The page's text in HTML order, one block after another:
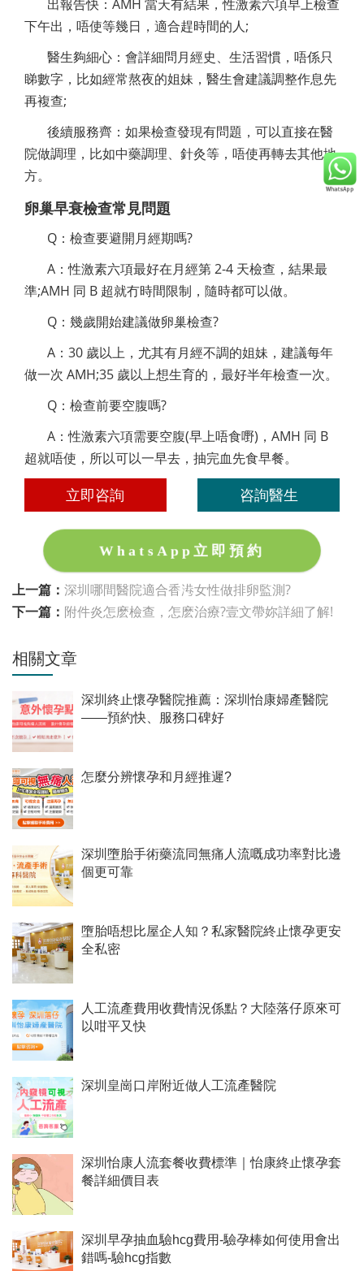
出報告快：AMH 當天有結果，性激素六項早上檢查
下午出，唔使等幾日，適合趕時間的人;
醫生夠細心：會詳細問月經史、生活習慣，唔係只
睇數字，比如經常熬夜的姐妹，醫生會建議調整作息先
再複查;
後續服務齊：如果檢查發現有問題，可以直接在醫
院做調理，比如中藥調理、針灸等，唔使再轉去其他地
方。
卵巢早衰檢查常見問題
Q：檢查要避開月經期嗎?
A：性激素六項最好在月經第 2-4 天檢查，結果最
準;AMH 同 B 超就冇時間限制，隨時都可以做。
Q：幾歲開始建議做卵巢檢查?
A：30 歲以上，尤其有月經不調的姐妹，建議每年
做一次 AMH;35 歲以上想生育的，最好半年檢查一次。
Q：檢查前要空腹嗎?
A：性激素六項需要空腹(早上唔食嘢)，AMH 同 B
超就唔使，所以可以一早去，抽完血先食早餐。
立即咨詢 咨詢醫生
WhatsApp立即預約
上一篇： 深圳哪間醫院適合香港女性做排卵監測?
下一篇： 附件炎怎麽檢查，怎麽治療?壹文帶妳詳細了解!
相關文章
深圳終止懷孕醫院推薦：深圳怡康婦產醫院
——預約快、服務口碑好
怎麼分辨懷孕和月經推遲?
深圳墮胎手術藥流同無痛人流嘅成功率對比邊
個更可靠
墮胎唔想比屋企人知？私家醫院終止懷孕更安
全私密
人工流產費用收費情況係點？大陸落仔原來可
以咁平又快
深圳皇崗口岸附近做人工流產醫院
深圳怡康人流套餐收費標準｜怡康終止懷孕套
餐詳細價目表
深圳早孕抽血驗hcg費用-驗孕棒如何使用會出
錯嗎-驗hcg指數